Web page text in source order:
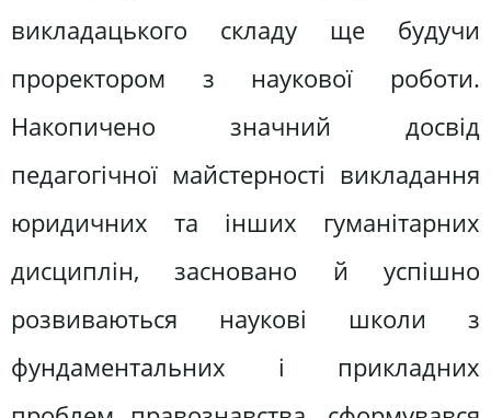
викладацького складу ще будучи
проректором з наукової роботи.
Накопичено значний досвід
педагогічної майстерності викладання
юридичних та інших гуманітарних
дисциплін, засновано й успішно
розвиваються наукові школи з
фундаментальних і прикладних